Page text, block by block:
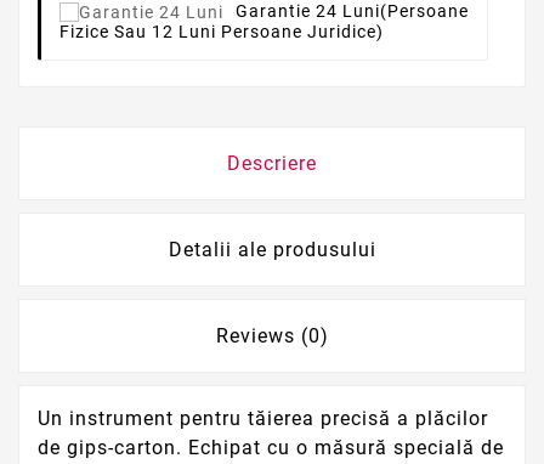
Garantie 24 Luni(persoane
Fizice Sau 12 Luni Persoane Juridice)
Descriere
Detalii ale produsului
Reviews (0)
Un instrument pentru tăierea precisă a plăcilor
de gips-carton. Echipat cu o măsură specială de